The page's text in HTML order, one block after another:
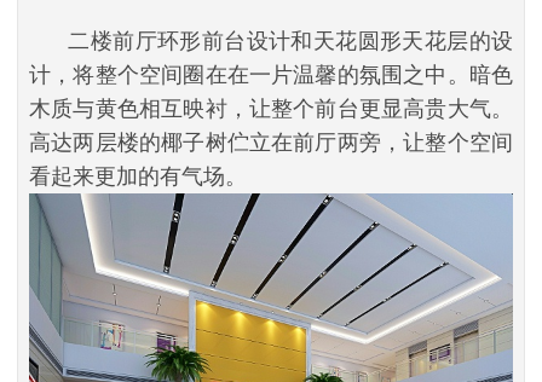
二楼前厅环形前台设计和天花圆形天花层的设
计，将整个空间圈在在一片温馨的氛围之中。暗色
木质与黄色相互映衬，让整个前台更显高贵大气。
高达两层楼的椰子树伫立在前厅两旁，让整个空间
看起来更加的有气场。